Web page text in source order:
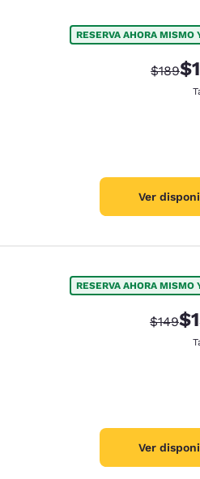
RESERVA AHORA MISMO
Tarifa
$189
Ver
RESERVA AHORA MISMO
Tarifa
$149
Ver